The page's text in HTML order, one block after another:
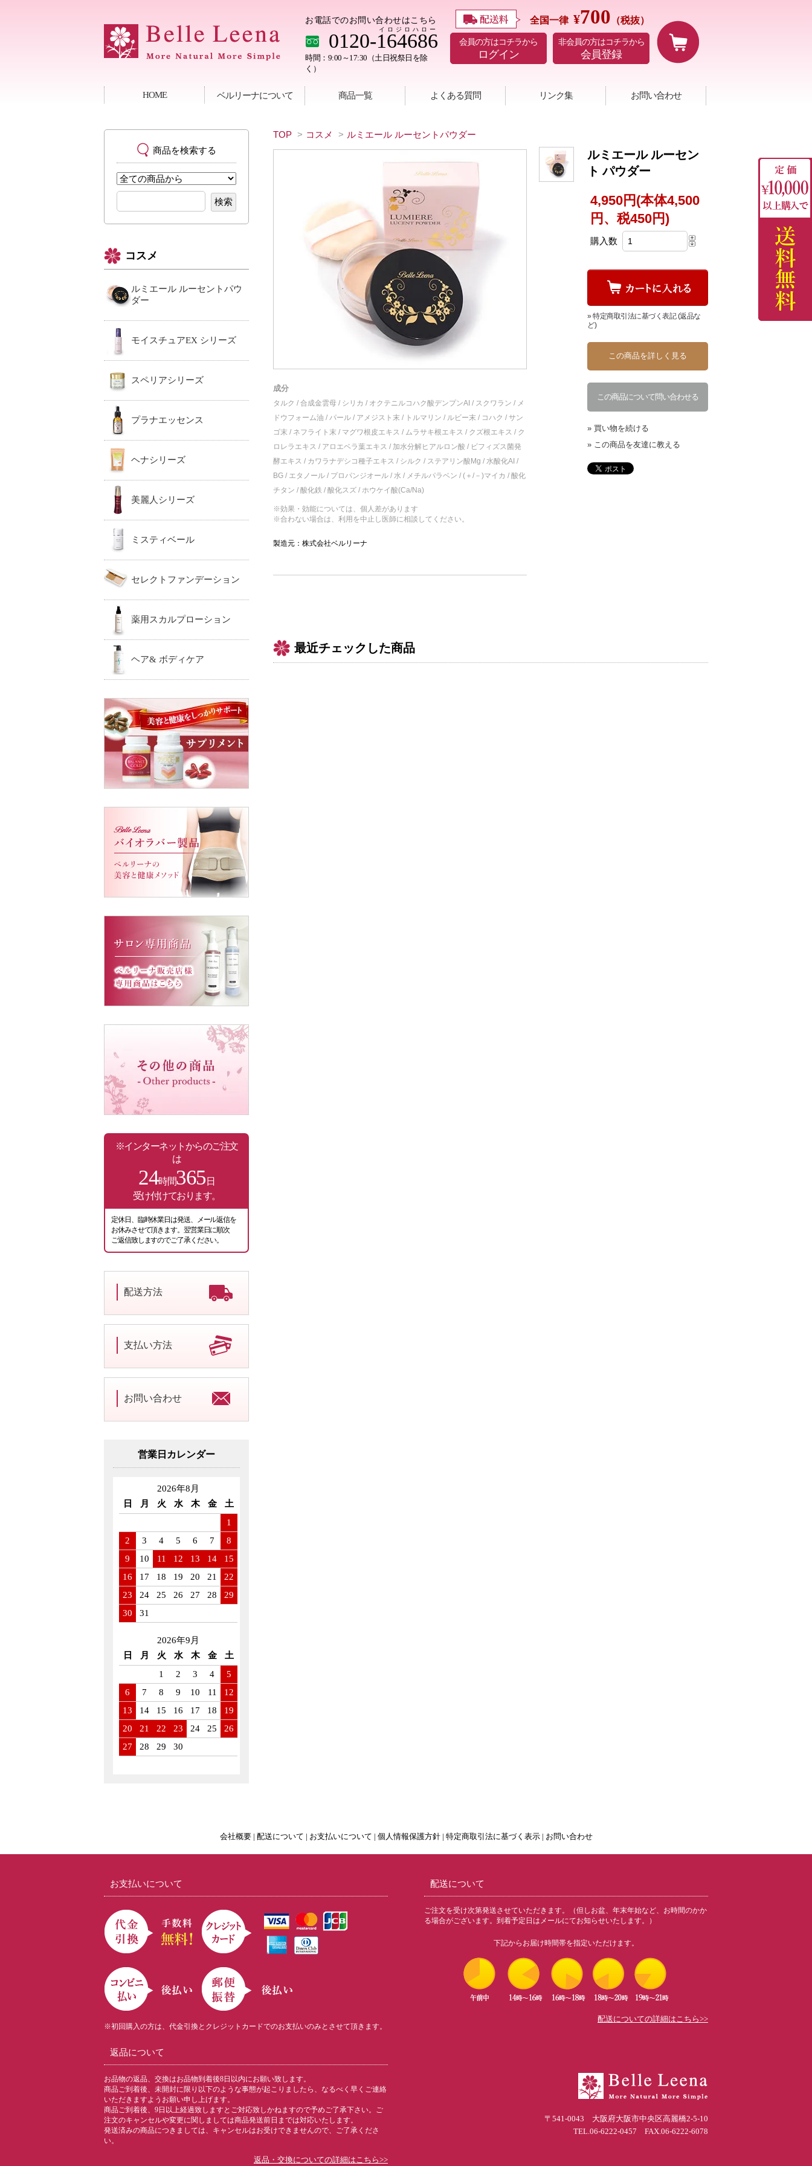
お電話でのお問い合わせはこちら
イロジロハロー
0120-164686
時間：9:00～17:30（土日祝祭日を除
く）
全国一律 ¥700 （税抜）
会員の方はコチラから
ログイン
非会員の方はコチラから
会員登録
HOME ベルリーナについて 商品一覧 よくある質問 リンク集 お問い合わせ
TOP > コスメ > ルミエール ルーセントパウダー
ルミエール ルーセン
ト パウダー
4,950円(本体4,500
円、税450円)
購入数
» 特定商取引法に基づく表記 (返品な
ど)
この商品を詳しく見る
この商品について問い合わせる
» 買い物を続ける
» この商品を友達に教える
成分
タルク / 合成金雲母 / シリカ / オクテニルコハク酸デンプンAI / スクワラン / メ
ドウフォーム油 / パール / アメジスト末 / トルマリン / ルビー末 / コハク / サン
ゴ末 / ネフライト末 / マグワ根皮エキス / ムラサキ根エキス / クズ根エキス / ク
ロレラエキス / アロエベラ葉エキス / 加水分解ヒアルロン酸 / ビフィズス菌発
酵エキス / カワラナデシコ種子エキス / シルク / ステアリン酸Mg / 水酸化AI /
BG / エタノール / プロパンジオール / 水 / メチルパラベン / (＋/－)マイカ / 酸化
チタン / 酸化鉄 / 酸化スズ / ホウケイ酸(Ca/Na)
※効果・効能については、個人差があります
※合わない場合は、利用を中止し医師に相談してください。
製造元：株式会社ベルリーナ
最近チェックした商品
商品を検索する
コスメ
ルミエール ルーセントパウ
ダー
モイスチュアEX シリーズ
スペリアシリーズ
プラナエッセンス
ヘナシリーズ
美麗人シリーズ
ミスティベール
セレクトファンデーション
薬用スカルプローション
ヘア& ボディケア
※インターネットからのご注文
は
24時間365日
受け付けております。
定休日、臨時休業日は発送、メール返信を
お休みさせて頂きます。翌営業日に順次
ご返信致しますのでご了承ください。
配送方法
支払い方法
お問い合わせ
営業日カレンダー
2026年8月
日
月 火 水 木 金
土
1
2
3 4 5 6 7
8
9
10 11 12 13 14
15
16
17 18 19 20 21
22
23
24 25 26 27 28
29
30
31
2026年9月
日
月 火 水 木 金
土
1
2 3 4
5
6
7 8 9 10 11
12
13
14 15 16 17 18
19
20
21 22 23 24 25
26
27
28 29 30
会社概要| 配送について お支払いについて 個人情報保護方針| 特定商取引法に基づく表示| お問い合わせ
お支払いについて
※初回購入の方は、代金引換とクレジットカードでのお支払いのみとさせて頂きます。
返品について
お品物の返品、交換はお品物到着後8日以内にお願い致します。
商品ご到着後、未開封に限り以下のような事態が起こりましたら、なるべく早くご連絡
いただきますようお願い申し上げます。
商品ご到着後、9日以上経過致しますとご対応致しかねますので予めご了承下さい。ご
注文のキャンセルや変更に関しましては商品発送前日までは対応いたします。
発送済みの商品につきましては、キャンセルはお受けできませんので、ご了承くださ
い。
返品・交換についての詳細はこちら>>
配送について
ご注文を受け次第発送させていただきます。（但しお盆、年末年始など、お時間のかか
る場合がございます。到着予定日はメールにてお知らせいたします。）
下記からお届け時間帯を指定いただけます。
配送についての詳細はこちら>>
〒541-0043 大阪府大阪市中央区高麗橋2-5-10
TEL.06-6222-0457 FAX.06-6222-6078